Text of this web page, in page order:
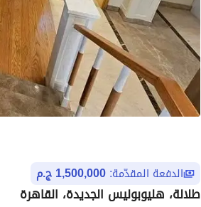
الدفعة المقدّمة: 1,500,000 ج.م
طلالة، هليوبوليس الجديدة، القاهرة